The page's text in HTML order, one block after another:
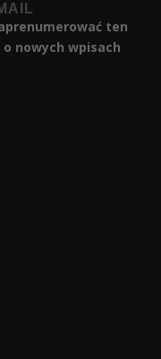
ten
nowych wpisach